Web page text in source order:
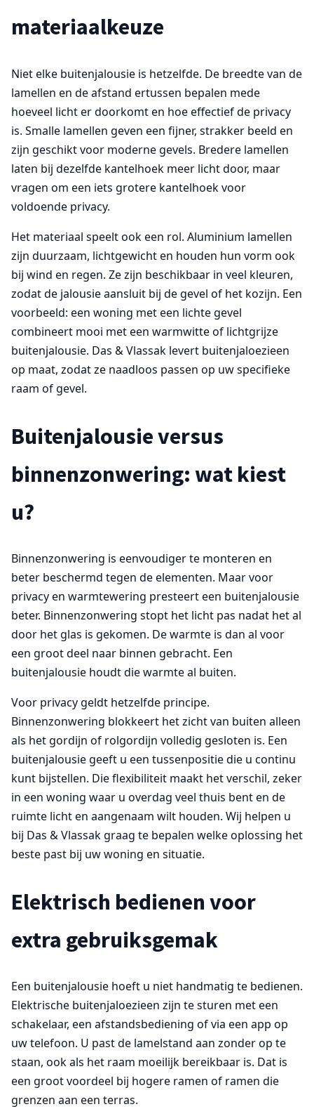
materiaalkeuze
Niet elke buitenjalousie is hetzelfde. De breedte van de
lamellen en de afstand ertussen bepalen mede
hoeveel licht er doorkomt en hoe effectief de privacy
is. Smalle lamellen geven een fijner, strakker beeld en
zijn geschikt voor moderne gevels. Bredere lamellen
laten bij dezelfde kantelhoek meer licht door, maar
vragen om een iets grotere kantelhoek voor
voldoende privacy.
Het materiaal speelt ook een rol. Aluminium lamellen
zijn duurzaam, lichtgewicht en houden hun vorm ook
bij wind en regen. Ze zijn beschikbaar in veel kleuren,
zodat de jalousie aansluit bij de gevel of het kozijn. Een
voorbeeld: een woning met een lichte gevel
combineert mooi met een warmwitte of lichtgrijze
buitenjalousie. Das & Vlassak levert buitenjaloezieen
op maat, zodat ze naadloos passen op uw specifieke
raam of gevel.
Buitenjalousie versus
binnenzonwering: wat kiest
u?
Binnenzonwering is eenvoudiger te monteren en
beter beschermd tegen de elementen. Maar voor
privacy en warmtewering presteert een buitenjalousie
beter. Binnenzonwering stopt het licht pas nadat het al
door het glas is gekomen. De warmte is dan al voor
een groot deel naar binnen gebracht. Een
buitenjalousie houdt die warmte al buiten.
Voor privacy geldt hetzelfde principe.
Binnenzonwering blokkeert het zicht van buiten alleen
als het gordijn of rolgordijn volledig gesloten is. Een
buitenjalousie geeft u een tussenpositie die u continu
kunt bijstellen. Die flexibiliteit maakt het verschil, zeker
in een woning waar u overdag veel thuis bent en de
ruimte licht en aangenaam wilt houden. Wij helpen u
bij Das & Vlassak graag te bepalen welke oplossing het
beste past bij uw woning en situatie.
Elektrisch bedienen voor
extra gebruiksgemak
Een buitenjalousie hoeft u niet handmatig te bedienen.
Elektrische buitenjaloezieen zijn te sturen met een
schakelaar, een afstandsbediening of via een app op
uw telefoon. U past de lamelstand aan zonder op te
staan, ook als het raam moeilijk bereikbaar is. Dat is
een groot voordeel bij hogere ramen of ramen die
grenzen aan een terras.